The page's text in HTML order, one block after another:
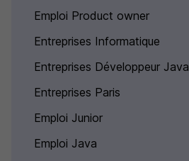
Emploi Product owner
Entreprises Informatique
Entreprises Développeur Java
Entreprises Paris
Emploi Junior
Emploi Java